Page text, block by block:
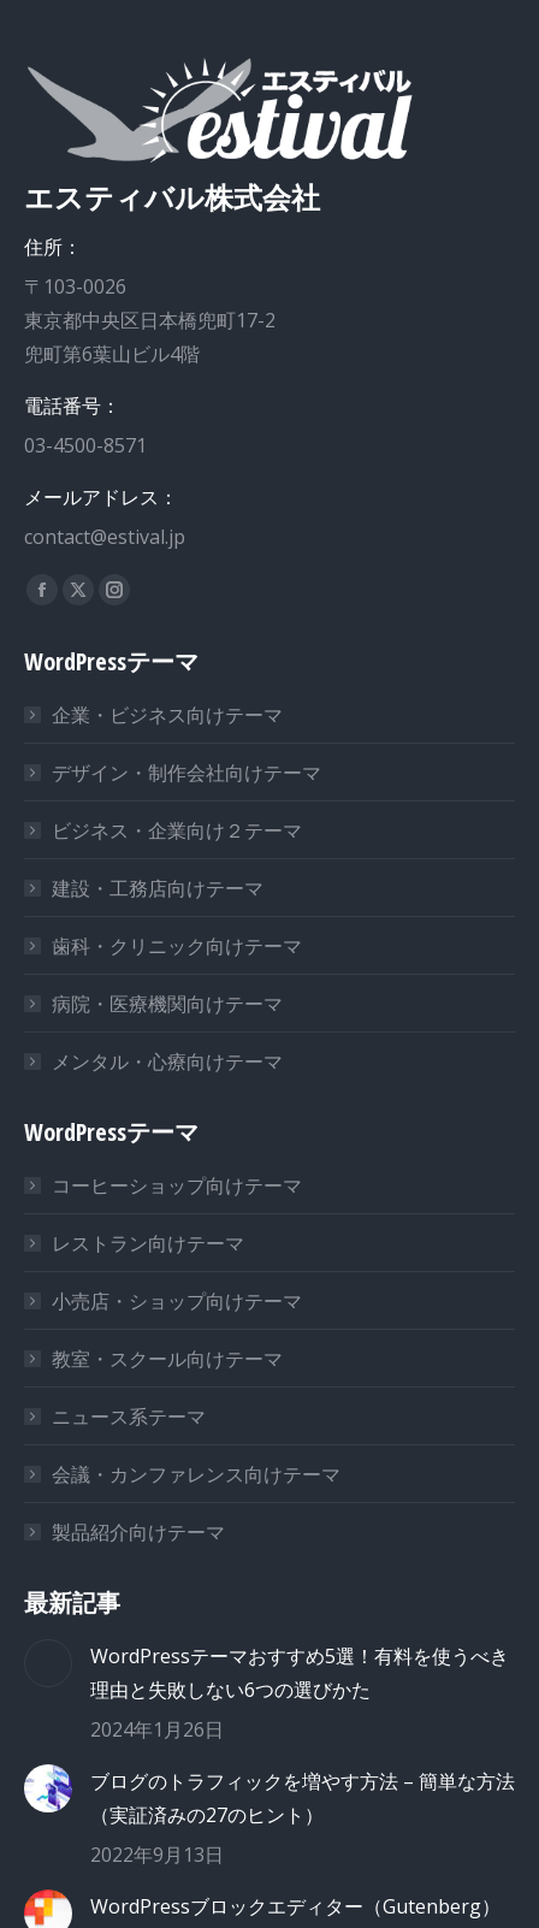
エスティバル株式会社
住所：
〒103-0026
東京都中央区日本橋兜町17-2
兜町第6葉山ビル4階
電話番号：
03-4500-8571
メールアドレス：
contact@estival.jp
私達を見つけてください：
WordPressテーマ
企業・ビジネス向けテーマ
デザイン・制作会社向けテーマ
ビジネス・企業向け２テーマ
建設・工務店向けテーマ
歯科・クリニック向けテーマ
病院・医療機関向けテーマ
メンタル・心療向けテーマ
WordPressテーマ
コーヒーショップ向けテーマ
レストラン向けテーマ
小売店・ショップ向けテーマ
教室・スクール向けテーマ
ニュース系テーマ
会議・カンファレンス向けテーマ
製品紹介向けテーマ
最新記事
WordPressテーマおすすめ5選！有料を使うべき
理由と失敗しない6つの選びかた
2024年1月26日
ブログのトラフィックを増やす方法 – 簡単な方法
（実証済みの27のヒント）
2022年9月13日
WordPressブロックエディター（Gutenberg）